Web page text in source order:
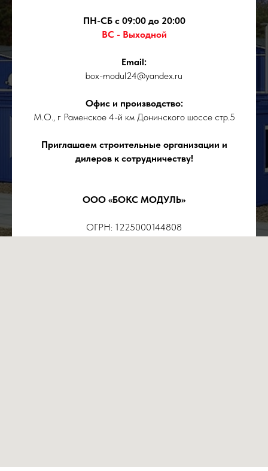
ПН-СБ с 09:00 до 20:00
ВС - Выходной
Email:
box-modul24@yandex.ru
Офис и производство:
М.О., г Раменское 4-й км Донинского шоссе стр.5
Приглашаем строительные организации и
дилеров к сотрудничеству!
ООО «БОКС МОДУЛЬ»
ОГРН: 1225000144808